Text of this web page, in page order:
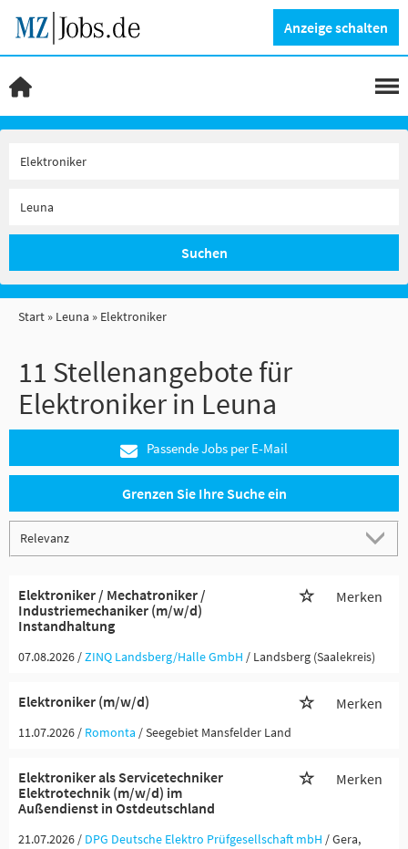
Anzeige schalten
Suchen
Start Leuna Elektroniker
11 Stellenangebote für
Elektroniker in Leuna
Passende Jobs per E-Mail
Grenzen Sie Ihre Suche ein
Elektroniker / Mechatroniker /
Industriemechaniker (m/w/d)
Instandhaltung
Merken
07.08.2026 /ZINQ Landsberg/Halle GmbH / Landsberg (Saalekreis)
Elektroniker (m/w/d) Merken
11.07.2026 / Romonta / Seegebiet Mansfelder Land
Elektroniker als Servicetechniker
Elektrotechnik (m/w/d) im
Außendienst in Ostdeutschland
Merken
21.07.2026 / DPG Deutsche Elektro Prüfgesellschaft mbH / Gera,